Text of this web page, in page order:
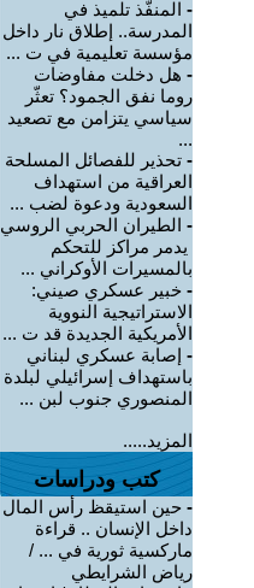
- المنفّذ تلميذ في
المدرسة.. إطلاق نار داخل
مؤسسة تعليمية في ت ...
- هل دخلت مفاوضات
روما نفق الجمود؟ تعثّر
سياسي يتزامن مع تصعيد
...
- تحذير للفصائل المسلحة
العراقية من استهداف
السعودية ودعوة لضب ...
- الطيران الحربي الروسي
يدمر مراكز للتحكم
بالمسيرات الأوكراني ...
- خبير عسكري صيني:
الاستراتيجية النووية
الأمريكية الجديدة قد ت ...
- إصابة عسكري لبناني
باستهداف إسرائيلي لبلدة
المنصوري جنوب لبن ...
المزيد.....
كتب ودراسات
- حين استيقظ رأس المال
داخل الإنسان .. قراءة
ماركسية ثورية في ... /
رياض الشرايطي